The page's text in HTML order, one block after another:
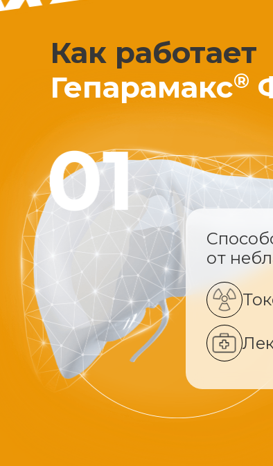
Как работает
Гепарамакс®
от